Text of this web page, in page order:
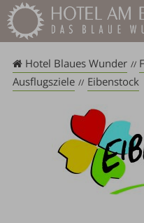
Zum
Inhalt
springen
Hotel Blaues Wunder
Ausflugsziele
Eibenstock